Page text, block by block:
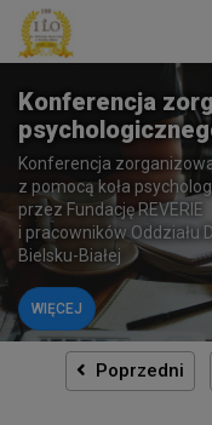
Konferencja
Konferencja
z pomocą koła
przez Fundację REVERIE
i pracowników Oddziału
Bielsku-Białej
WIĘCEJ
Poprzedni